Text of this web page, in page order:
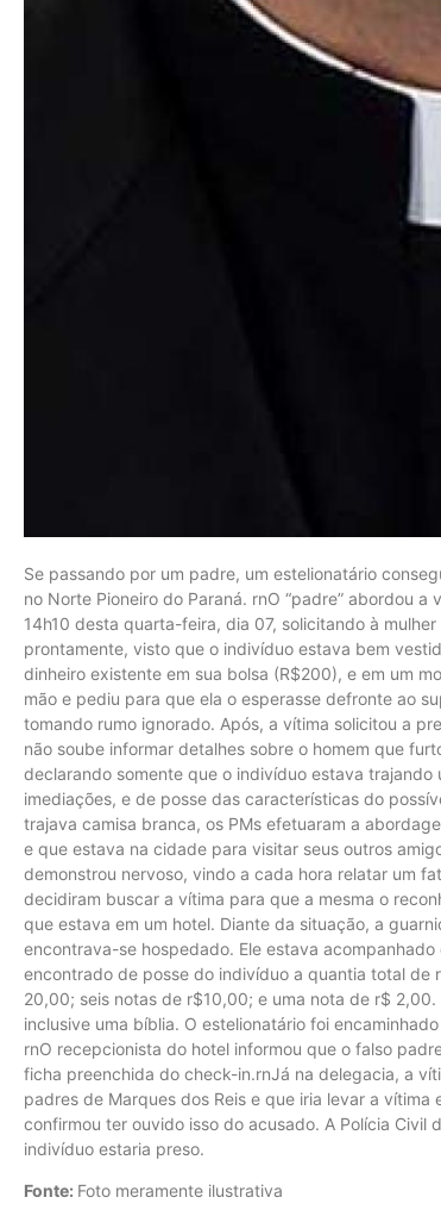
Se passando por um padre, um estelionatário
no Norte Pioneiro do Paraná. rnO “padre” abordou
14h10 desta quarta-feira, dia 07, solicitando à
prontamente, visto que o indivíduo estava bem
dinheiro existente em sua bolsa (R$200), e em um
mão e pediu para que ela o esperasse defronte ao
tomando rumo ignorado. Após, a vítima solicitou a
não soube informar detalhes sobre o homem que
declarando somente que o indivíduo estava
imediações, e de posse das características do
trajava camisa branca, os PMs efetuaram a
e que estava na cidade para visitar seus outros
demonstrou nervoso, vindo a cada hora relatar um
decidiram buscar a vítima para que a mesma o
que estava em um hotel. Diante da situação, a
encontrava-se hospedado. Ele estava
encontrado de posse do indivíduo a quantia total
20,00; seis notas de r$10,00; e uma nota de r$
inclusive uma bíblia. O estelionatário foi
rnO recepcionista do hotel informou que o falso
ficha preenchida do check-in.rnJá na delegacia, a
padres de Marques dos Reis e que iria levar a
confirmou ter ouvido isso do acusado. A Polícia Civil
indivíduo estaria preso.
Fonte: Foto meramente ilustrativa